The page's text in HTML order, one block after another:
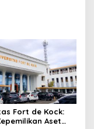
Fort de Kock:
Aset